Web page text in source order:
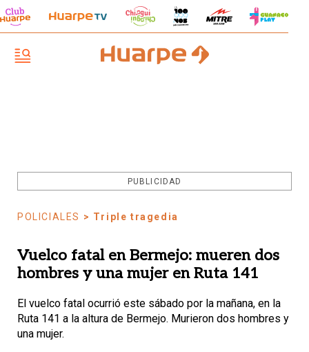
PUBLICIDAD
POLICIALES > Triple tragedia
Vuelco fatal en Bermejo: mueren dos
hombres y una mujer en Ruta 141
El vuelco fatal ocurrió este sábado por la mañana, en la
Ruta 141 a la altura de Bermejo. Murieron dos hombres y
una mujer.